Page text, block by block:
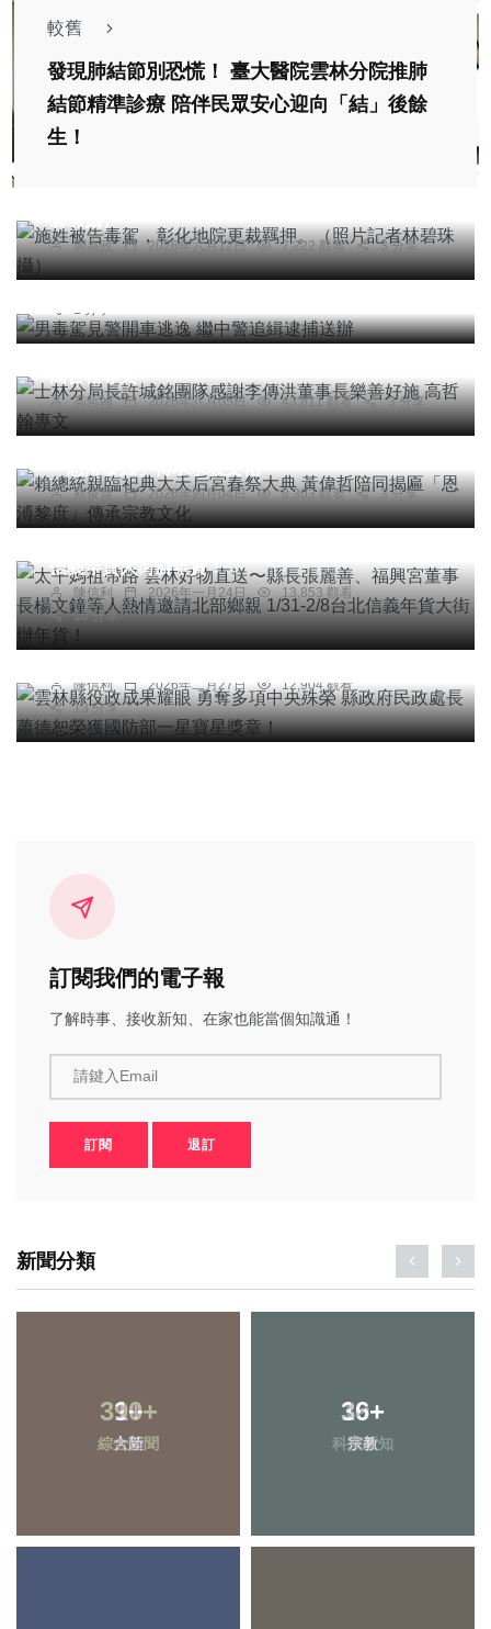
較舊
發現肺結節別恐慌！ 臺大醫院雲林分院推肺
結節精準診療 陪伴民眾安心迎向「結」後餘
生！
周為政 2026年六月12日 7,222 觀看 3 分享
社會
男毒駕見警開車逃逸 繼中警追緝逮捕送辦
1 分享
專欄
士林分局長許城銘團隊感謝李傳洪董事長樂善好施
高哲翰 2026年八月05日 43,811 觀看 3 分享
頭條 宗教 綜合新聞 旅遊
賴總統親臨祀典大天后宮春祭大典 黃偉哲陪同揭匾
蔡俊賢 2026年四月04日 8,303 觀看 3 分享
宗教 綜合新聞
太平媽祖帶路 雲林好物直送〜縣長張麗善、福興宮
信義年貨大街辦年貨！
陳信利 2026年一月24日
13,853 觀看
16 分享
綜合新聞
雲林縣役政成果耀眼 勇奪多項中央殊榮 縣政府民
陳信利 2026年二月27日
12,904 觀看
13 分享
訂閱我們的電子報
了解時事、接收新知、在家也能當個知識通！
請鍵入Email
訂閱 退訂
新聞分類
1+
大陸
36+
宗教
390+
綜合新聞
19+
科技新知